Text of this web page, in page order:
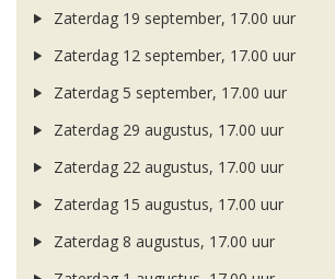
Zaterdag 19 september, 17.00 uur
Zaterdag 12 september, 17.00 uur
Zaterdag 5 september, 17.00 uur
Zaterdag 29 augustus, 17.00 uur
Zaterdag 22 augustus, 17.00 uur
Zaterdag 15 augustus, 17.00 uur
Zaterdag 8 augustus, 17.00 uur